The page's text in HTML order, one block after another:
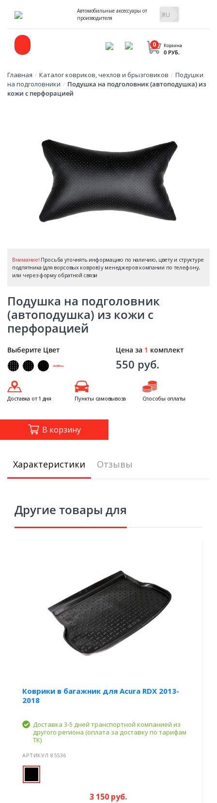
Автомобильные аксессуары от
производителя
Корзина
0
0 РУБ.
Главная / Каталог ковриков, чехлов и брызговиков / Подушки
на подголовники / Подушка на подголовник (автоподушка) из
кожи с перфорацией
Внимание! Просьба уточнять информацию по наличию, цвету и структуре
подпятника (для ворсовых ковров) у менеджеров компании по телефону,
или через форму обратной связи
Подушка на подголовник
(автоподушка) из кожи с
перфорацией
Выберите Цвет Цена за 1 комплект
550 руб.
В корзину
Доставка от 1 дня Пункты самовывоза Способы оплаты
Характеристики Отзывы
Другие товары для
Коврики в багажник для Acura RDX 2013-
2018
Доставка 3-5 дней транспортной компанией из
другого региона (оплата за доставку по тарифам
ТК)
АРТИКУЛ 85536
3 150 руб.